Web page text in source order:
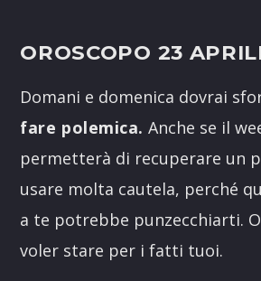
OROSCOPO 23
Domani e domenica dovrai
fare polemica. Anche se il
permetterà di recuperare un
usare molta cautela, perché
a te potrebbe punzecchiarti.
voler stare per i fatti tuoi.